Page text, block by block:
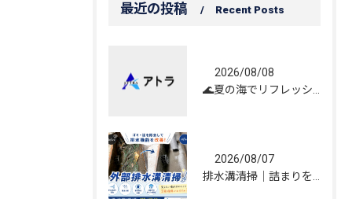
最近の投稿 Recent Posts
2026/08/08
2026/08/07